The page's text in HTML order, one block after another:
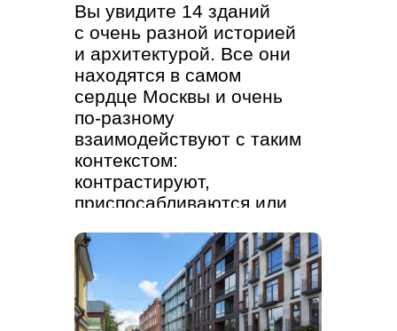
Вы увидите 14 зданий
с очень разной историей
и архитектурой. Все они
находятся в самом
сердце Москвы и очень
по-разному
взаимодействуют с таким
контекстом:
контрастируют,
приспосабливаются или